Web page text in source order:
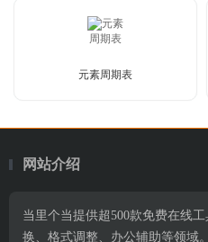
元素周期表
网站介绍
当里个当提供超500款免费在线
换、格式调整、办公辅助等领域